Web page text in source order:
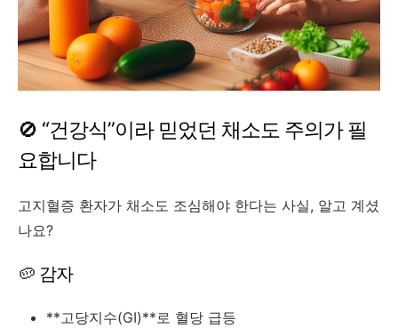
🚫 “건강식”이라 믿었던 채소도 주의가 필
요합니다
고지혈증 환자가 채소도 조심해야 한다는 사실, 알고 계셨
나요?
🥔 감자
**고당지수(GI)**로 혈당 급등